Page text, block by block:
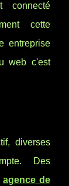
connecté
cette
entreprise
web c'est
diverses
Des
agence de